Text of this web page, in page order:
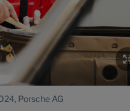
Porsche AG